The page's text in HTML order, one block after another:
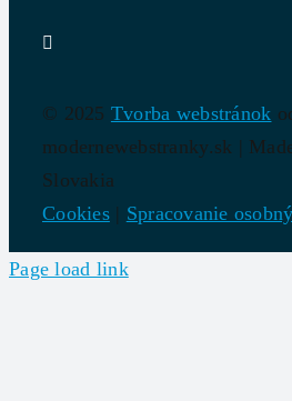
© 2025 Tvorba webstránok
modernewebstranky.sk |
Slovakia
Cookies | Spracovanie
Page load link